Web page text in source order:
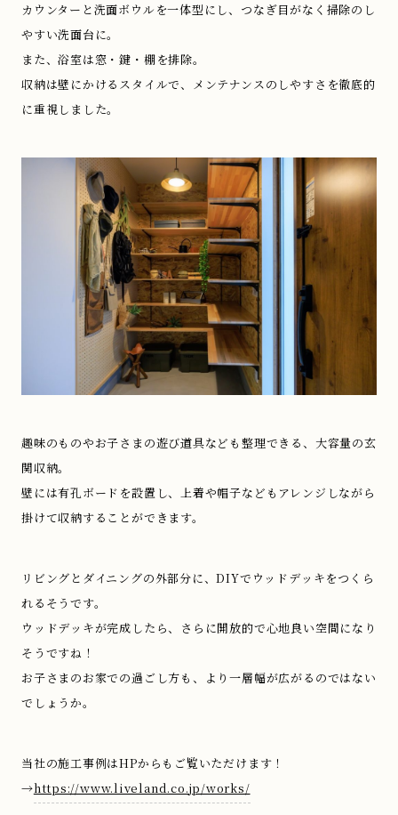
カウンターと洗面ボウルを一体型にし、つなぎ目がなく掃除のし
やすい洗面台に。
また、浴室は窓・鍵・棚を排除。
収納は壁にかけるスタイルで、メンテナンスのしやすさを徹底的
に重視しました。
趣味のものやお子さまの遊び道具なども整理できる、大容量の玄
関収納。
壁には有孔ボードを設置し、上着や帽子などもアレンジしながら
掛けて収納することができます。
リビングとダイニングの外部分に、DIYでウッドデッキをつくら
れるそうです。
ウッドデッキが完成したら、さらに開放的で心地良い空間になり
そうですね！
お子さまのお家での過ごし方も、より一層幅が広がるのではない
でしょうか。
当社の施工事例はHPからもご覧いただけます！
→https://www.liveland.co.jp/works/